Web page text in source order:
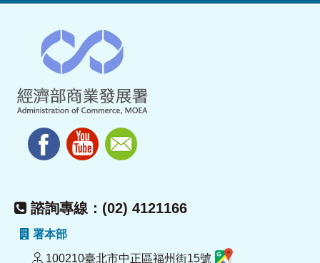
諮詢專線：(02) 4121166
署本部
100210臺北市中正區福州街15號